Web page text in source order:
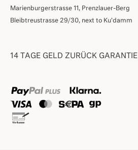
Marienburgerstrasse 11, Prenzlauer-Berg
Bleibtreustrasse 29/30, next to Ku'damm
14 TAGE GELD ZURÜCK GARANTIE